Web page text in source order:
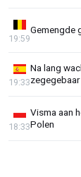
Gemengde
19:59
Na lang
19:33
Visma aan
Polen
18:33